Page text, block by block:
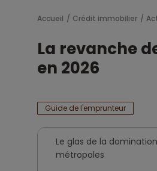
Accueil Crédit immobilier
La revanche
en 2026
Guide de l'emprunteur
Le glas de la
métropoles